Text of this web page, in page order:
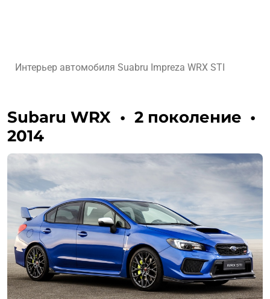
Интерьер автомобиля Suabru Impreza WRX STI
Subaru WRX • 2 поколение •
2014